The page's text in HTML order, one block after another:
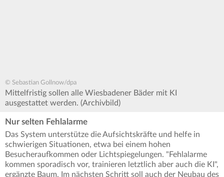
© Sebastian Gollnow/dpa
Mittelfristig sollen alle Wiesbadener Bäder mit KI
ausgestattet werden. (Archivbild)
Nur selten Fehlalarme
Das System unterstütze die Aufsichtskräfte und helfe in
schwierigen Situationen, etwa bei einem hohen
Besucheraufkommen oder Lichtspiegelungen. "Fehlalarme
kommen sporadisch vor, trainieren letztlich aber auch die KI",
ergänzte Baum. Im nächsten Schritt soll auch der Neubau des